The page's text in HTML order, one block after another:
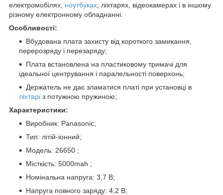
електромобілях, ноутбуках , ліхтарях, відеокамерах і в іншому
різному електронному обладнанні.
Особливості:
Вбудована плата захисту від короткого замикання,
перерозряду і перезаряду;
Плата встановлена на пластиковому тримачі для
ідеальної центрування і паралельності поверхонь;
Держатель не дає зламатися платі при установці в
ліхтарі з потужною пружиною;
Характеристики:
Виробник: Panasonic;
Тип: літій-іонний;
Модель: 26650 ;
Місткість: 5000mah ;
Номінальна напруга: 3,7 В;
Напруга повного заряду: 4,2 В;